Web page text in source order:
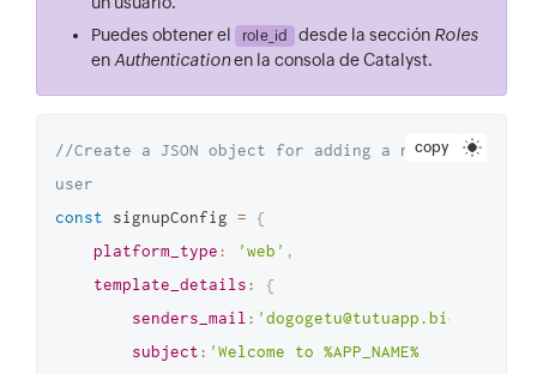
Puedes obtener el
role_id desde la sección Roles
en Authenticationen la consola de Catalyst.
copy
//Create a JSON object for adding a new
user
const signupConfig =
{
platform_type: 'web' ,
template_details:
{
senders_mail : 'dogogetu@tutuapp.bid'
subject: 'Welcome to %APP_NAME%